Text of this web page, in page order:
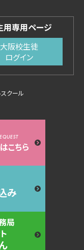
用専用ページ
大阪校生徒
ログイン
クール
こちら
み
局